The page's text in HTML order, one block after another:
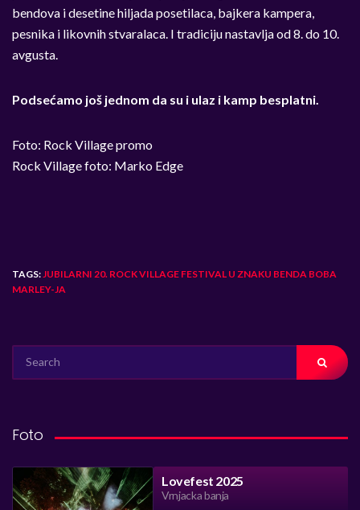
bendova i desetine hiljada posetilaca, bajkera kampera,
pesnika i likovnih stvaralaca. I tradiciju nastavlja od 8. do 10.
avgusta.
Podsećamo još jednom da su i ulaz i kamp besplatni.
Foto: Rock Village promo
Rock Village foto: Marko Edge
TAGS: JUBILARNI 20. ROCK VILLAGE FESTIVAL U ZNAKU BENDA BOBA
MARLEY-JA
FOR:
Foto
Lovefest 2025
Vrnjacka banja